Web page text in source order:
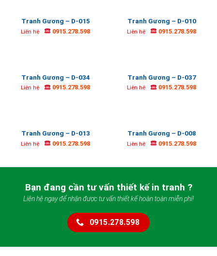
Tranh Gương – D-015
Liên hệ 0915.278.598
Tranh Gương – D-010
Liên hệ 0915.278.598
Tranh Gương – D-034
Liên hệ 0915.278.598
Tranh Gương – D-037
Liên hệ 0915.278.598
Tranh Gương – D-013
Liên hệ 0915.278.598
Tranh Gương – D-008
Liên hệ 0915.278.598
Bạn đang cần tư vấn thiết kế in tranh ?
Liên hệ ngay để nhận được tư vấn thiết kế hoàn toàn miễn phí!
0915.278.598